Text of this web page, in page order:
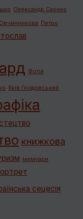
Олександр Саєнко
Петро
Фотій
Яків Гніздовський
книжкова
мемуари
сецесія